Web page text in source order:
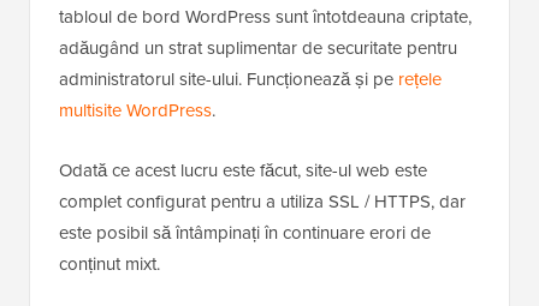
tabloul de bord WordPress sunt întotdeauna criptate,
adăugând un strat suplimentar de securitate pentru
administratorul site-ului. Funcționează și pe rețele
multisite WordPress.
Odată ce acest lucru este făcut, site-ul web este
complet configurat pentru a utiliza SSL / HTTPS, dar
este posibil să întâmpinați în continuare erori de
conținut mixt.